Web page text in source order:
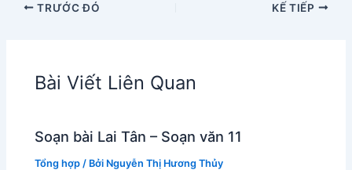
TRƯỚC ĐÓ KẾ TIẾP
Bài Viết Liên Quan
Soạn bài Lai Tân – Soạn văn 11
Tổng hợp / Bởi Nguyễn Thị Hương Thủy